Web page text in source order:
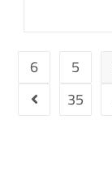
5
6
35